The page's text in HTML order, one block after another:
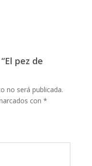
pez de
no será publicada.
con *